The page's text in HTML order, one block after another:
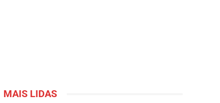
MAIS LIDAS